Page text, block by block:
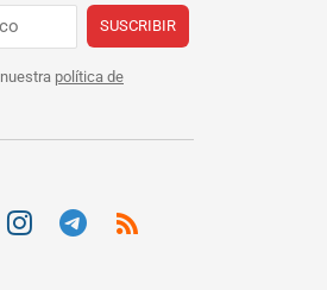
SUSCRIBIR
política de